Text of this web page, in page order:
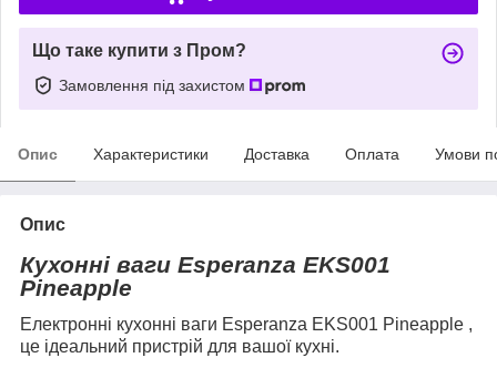
Що таке купити з Пром?
Замовлення під захистом
Опис Характеристики Доставка Оплата Умови
Опис
Кухонні ваги Esperanza EKS001
Pineapple
Електронні кухонні ваги Esperanza EKS001 Pineapple ,
це ідеальний пристрій для вашої кухні.